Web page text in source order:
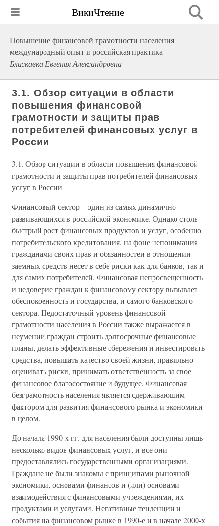
ВикиЧтение
Повышение финансовой грамотности населения:
международный опыт и российская практика
Блискавка Евгения Александровна
3.1. Обзор ситуации в области
повышения финансовой
грамотности и защиты прав
потребителей финансовых услуг в
России
3.1. Обзор ситуации в области повышения финансовой
грамотности и защиты прав потребителей финансовых
услуг в России
Финансовый сектор – один из самых динамично
развивающихся в российской экономике. Однако столь
быстрый рост финансовых продуктов и услуг, особенно
потребительского кредитования, на фоне непонимания
гражданами своих прав и обязанностей в отношении
заемных средств несет в себе риски как для банков, так и
для самих потребителей. Финансовая непросвещенность
и недоверие граждан к финансовому сектору вызывает
обеспокоенность и государства, и самого банковского
сектора. Недостаточный уровень финансовой
грамотности населения в России также выражается в
неумении граждан строить долгосрочные финансовые
планы, делать эффективные сбережения и инвестировать
средства, повышать качество своей жизни, правильно
оценивать риски, принимать ответственность за свое
финансовое благосостояние и будущее. Финансовая
безграмотность населения является сдерживающим
фактором для развития финансового рынка и экономики
в целом.
До начала 1990-х гг. для населения были доступны лишь
несколько видов финансовых услуг, и все они
предоставлялись государственными организациями.
Граждане не были знакомы с принципами рыночной
экономики, основами финансов и (или) основами
взаимодействия с финансовыми учреждениями, их
продуктами и услугами. Негативные тенденции и
события на финансовом рынке в 1990-е и в начале 2000-х